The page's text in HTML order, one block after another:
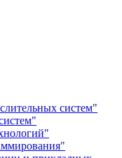
систем"